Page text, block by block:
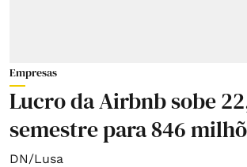
Empresas
Lucro da Airbnb sobe
semestre para 846
DN/Lusa